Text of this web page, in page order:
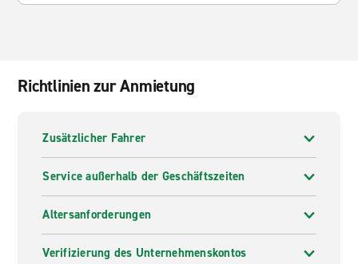
Richtlinien zur Anmietung
Zusätzlicher Fahrer
Service außerhalb der Geschäftszeiten
Altersanforderungen
Verifizierung des Unternehmenskontos